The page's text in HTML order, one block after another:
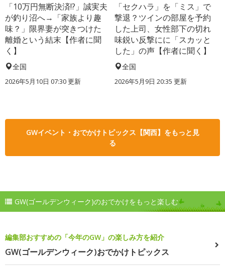
「10万円無断決済!?」誠実夫
が釣り沼へ→「家族より趣
味？」限界妻が突きつけた
離婚という結末【作者に聞
く】
全国
2026年5月10日 07:30 更新
「セクハラ」を「ミス」で
撃退？ツインの部屋を予約
した上司、女性部下の切れ
味鋭い反撃にに「スカッと
した」の声【作者に聞く】
全国
2026年5月9日 20:35 更新
GWイベント・おでかけトピックス【関西】をもっと見
る
GW(ゴールデンウィーク)のおでかけをもっと楽しむ
編集部おすすめの「今年のGW」の楽しみ方を紹介
GW(ゴールデンウィーク)おでかけトピックス